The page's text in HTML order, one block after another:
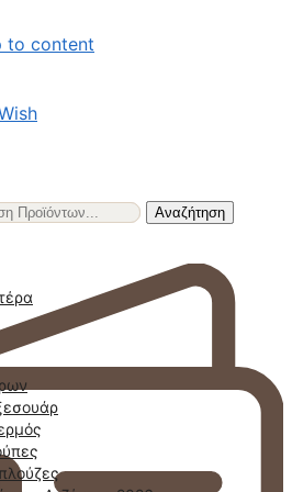
to content
Αναζήτηση
Αναζήτηση